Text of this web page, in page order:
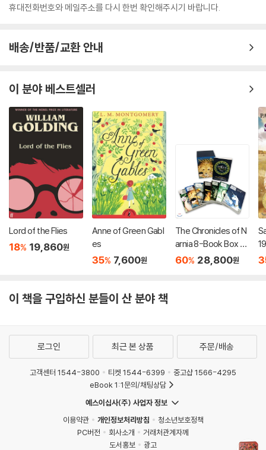
휴대전화번호와 메일주소를 다시 한번 확인해주시기 바랍니다.
배송/반품/교환 안내
이 분야 베스트셀러
Lord of the Flies
18% 19,860원
Anne of Green Gabl
es
35% 7,600원
The Chronicles of N
arnia 8-Book Box S
et(1~7+Trivia boo
60% 28,800원
이 책을 구입하신 분들이 산 분야 책
로그인 최근 본 상품 주문/배송
고객센터 1544-3800 티켓 1544-6399
중고샵 1566-4295
eBook 1:1문의/채팅상담
예스이십사(주) 사업자 정보
이용약관
개인정보처리방침
청소년보호정책
PC버전
회사소개
거래처관계자께
도서홍보
광고